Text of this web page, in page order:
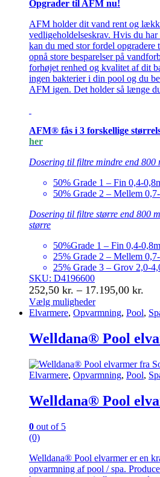
Opgrader til AFM nu!
AFM holder dit vand rent og
vedligeholdelseskrav. Hvis du
kan du med stor fordel
opnå store besparelser på
forhøjet renhed og kvalitet af dit
ingen bakterier i din pool og du
AFM igen. Det holder så længe
AFM® fås i 3 forskellige
her
Dosering til filtre mindre end 800
50% Grade 1 – Fin 0,4-
50% Grade 2 – Mellem
Dosering til filtre større end 800
større
50%Grade 1 – Fin 0,4-
25% Grade 2 – Mellem
25% Grade 3 – Grov 2,0-
SKU: D4196600
252,50 kr. – 17.195,00 kr.
til
Vælg muligheder
Dette
har
flere
Mulighederne
kan
på
varesiden
Elvarmere, Opvarmning, Pool,
Welldana® Pool
Elvarmere, Opvarmning, Pool,
Welldana® Pool
0 out of 5
(0)
Welldana® Pool elvarmer er en
opvarmning af pool / spa.